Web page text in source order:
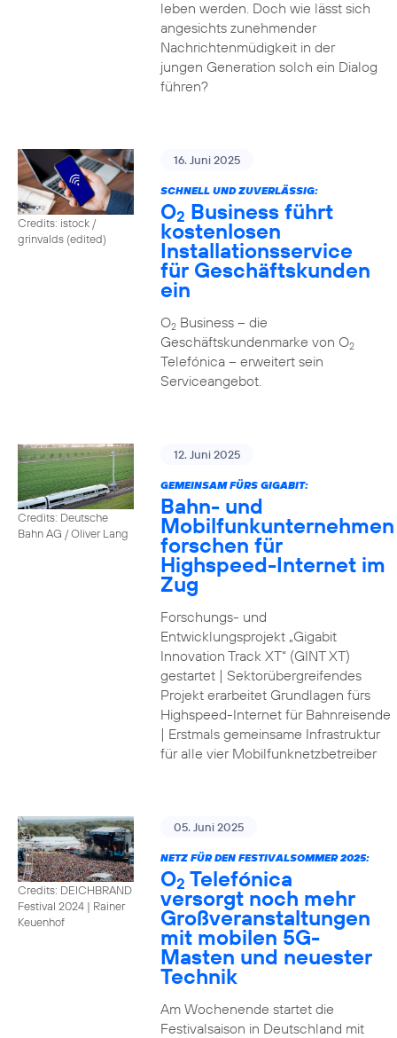
leben werden. Doch wie lässt sich
angesichts zunehmender
Nachrichtenmüdigkeit in der
jungen Generation solch ein Dialog
führen?
Credits: istock /
grinvalds (edited)
16. Juni 2025
SCHNELL UND ZUVERLÄSSIG:
O2 Business führt
kostenlosen
Installationsservice
für Geschäftskunden
ein
O2Business – die
Geschäftskundenmarke von O2
Telefónica – erweitert sein
Serviceangebot.
Credits: Deutsche
Bahn AG / Oliver Lang
12. Juni 2025
GEMEINSAM FÜRS GIGABIT:
Bahn- und
Mobilfunkunternehmen
forschen für
Highspeed-Internet im
Zug
Forschungs- und
Entwicklungsprojekt „Gigabit
Innovation Track XT“ (GINT XT)
gestartet | Sektorübergreifendes
Projekt erarbeitet Grundlagen fürs
Highspeed-Internet für Bahnreisende
| Erstmals gemeinsame Infrastruktur
für alle vier Mobilfunknetzbetreiber
Credits: DEICHBRAND
Festival 2024 | Rainer
Keuenhof
05. Juni 2025
NETZ FÜR DEN FESTIVALSOMMER 2025:
O2 Telefónica
versorgt noch mehr
Großveranstaltungen
mit mobilen 5G-
Masten und neuester
Technik
Am Wochenende startet die
Festivalsaison in Deutschland mit